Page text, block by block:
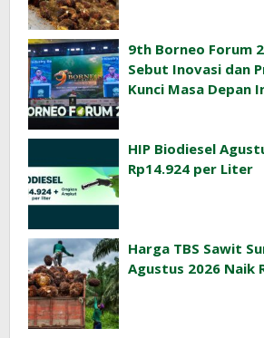
9th Borneo Forum
Sebut Inovasi dan
Kunci Masa Depan
HIP Biodiesel
Rp14.924 per Liter
Harga TBS Sawit
Agustus 2026 Naik